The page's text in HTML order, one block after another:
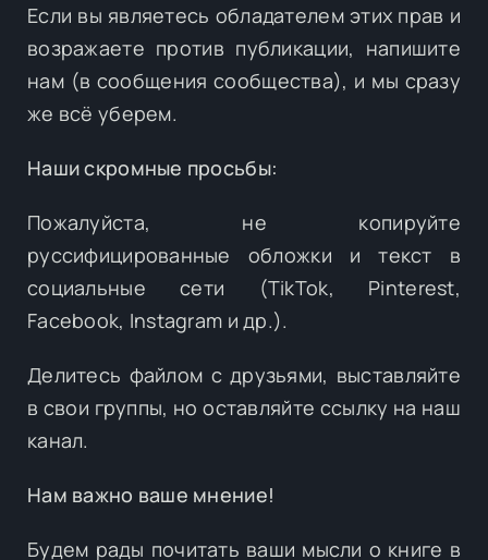
Если вы являетесь обладателем этих прав и
возражаете против публикации, напишите
нам (в сообщения сообщества), и мы сразу
же всё уберем.
Наши скромные просьбы:
Пожалуйста, не копируйте
руссифицированные обложки и текст в
социальные сети (TikTok, Pinterest,
Facebook, Instagram и др.).
Делитесь файлом с друзьями, выставляйте
в свои группы, но оставляйте ссылку на наш
канал.
Нам важно ваше мнение!
Будем рады почитать ваши мысли о книге в